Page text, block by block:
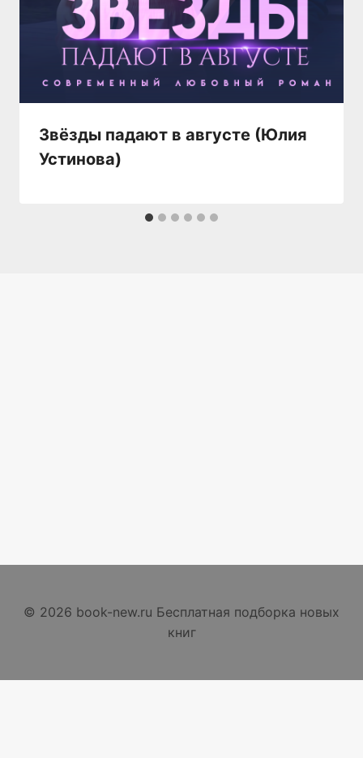
Звёзды падают в августе (Юлия
Устинова)
© 2026 book-new.ru Бесплатная подборка новых
книг